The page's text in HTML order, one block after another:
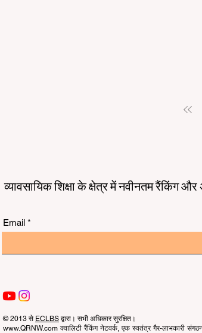
व्यावसायिक शिक्षा के क्षेत्र में नवीनतम रैंकिंग
Email
© 2013 से ECLBS द्वारा। सभी अधिकार सुरक्षित।
www.QRNW.com क्वालिटी रैंकिंग नेटवर्क, एक स्वतंत्र गैर-लाभकारी